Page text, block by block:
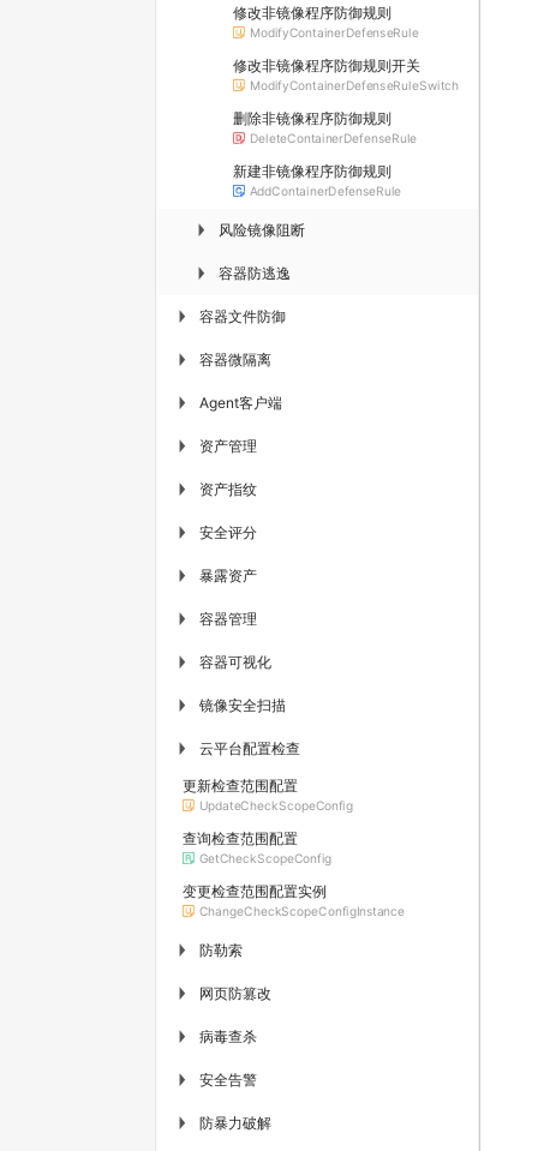
修改非镜像程序防御规则
ModifyContainerDefenseRule
修改非镜像程序防御规则开关
ModifyContainerDefenseRuleSwitch
删除非镜像程序防御规则
DeleteContainerDefenseRule
新建非镜像程序防御规则
AddContainerDefenseRule
▶ 风险镜像阻断
▶ 容器防逃逸
▶ 容器文件防御
▶ 容器微隔离
▶ Agent客户端
▶ 资产管理
▶ 资产指纹
▶ 安全评分
▶ 暴露资产
▶ 容器管理
▶ 容器可视化
▶ 镜像安全扫描
▶ 云平台配置检查
更新检查范围配置
UpdateCheckScopeConfig
查询检查范围配置
GetCheckScopeConfig
变更检查范围配置实例
ChangeCheckScopeConfigInstance
▶ 防勒索
▶ 网页防篡改
▶ 病毒查杀
▶ 安全告警
▶ 防暴力破解